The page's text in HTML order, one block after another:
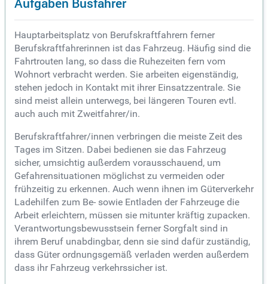
Hauptarbeitsplatz von Berufskraftfahrern ferner
Berufskraftfahrerinnen ist das Fahrzeug. Häufig sind die
Fahrtrouten lang, so dass die Ruhezeiten fern vom
Wohnort verbracht werden. Sie arbeiten eigenständig,
stehen jedoch in Kontakt mit ihrer Einsatzzentrale. Sie
sind meist allein unterwegs, bei längeren Touren evtl.
auch auch mit Zweitfahrer/in.
Berufskraftfahrer/innen verbringen die meiste Zeit des
Tages im Sitzen. Dabei bedienen sie das Fahrzeug
sicher, umsichtig außerdem vorausschauend, um
Gefahrensituationen möglichst zu vermeiden oder
frühzeitig zu erkennen. Auch wenn ihnen im Güterverkehr
Ladehilfen zum Be- sowie Entladen der Fahrzeuge die
Arbeit erleichtern, müssen sie mitunter kräftig zupacken.
Verantwortungsbewusstsein ferner Sorgfalt sind in
ihrem Beruf unabdingbar, denn sie sind dafür zuständig,
dass Güter ordnungsgemäß verladen werden außerdem
dass ihr Fahrzeug verkehrssicher ist.